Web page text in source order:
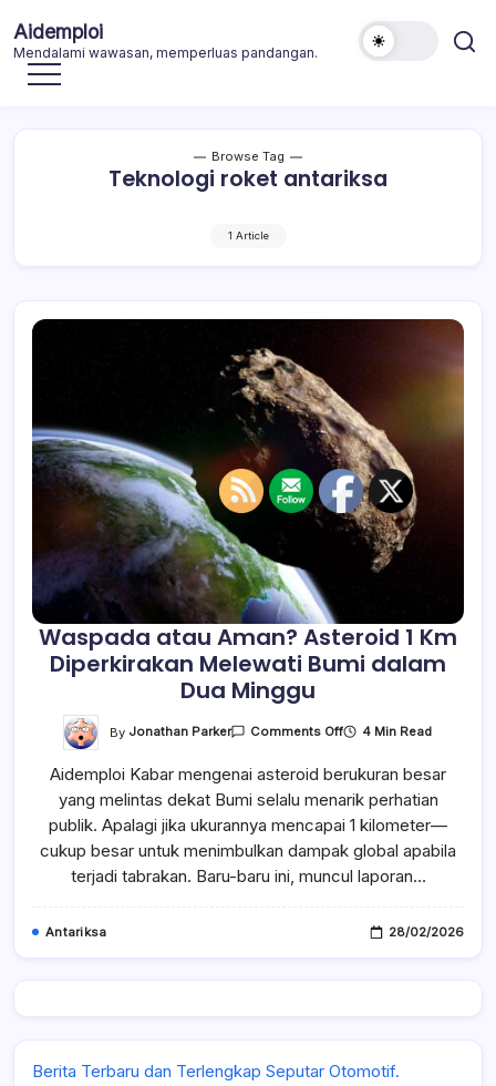
to
content
Aidemploi
Mendalami wawasan, memperluas pandangan.
Browse Tag
Teknologi roket antariksa
1 Article
Waspada atau Aman? Asteroid 1 Km
Diperkirakan Melewati Bumi dalam
Dua Minggu
By Jonathan Parker Comments OffOn
Aman?
1
Km
Diperkirakan
Melewati
Bumi
Dalam
4 Min Read
Aidemploi Kabar mengenai asteroid berukuran besar
yang melintas dekat Bumi selalu menarik perhatian
publik. Apalagi jika ukurannya mencapai 1 kilometer—
cukup besar untuk menimbulkan dampak global apabila
terjadi tabrakan. Baru-baru ini, muncul laporan…
Antariksa 28/02/2026
Berita Terbaru dan Terlengkap Seputar Otomotif.